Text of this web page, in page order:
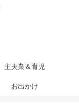
主夫業＆育児
お出かけ